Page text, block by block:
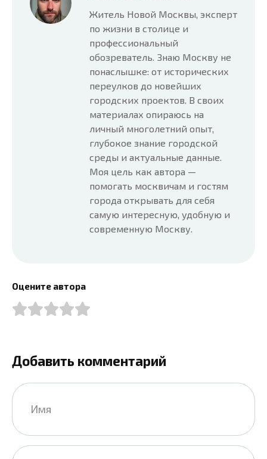
Житель Новой Москвы, эксперт
по жизни в столице и
профессиональный
обозреватель. Знаю Москву не
понаслышке: от исторических
переулков до новейших
городских проектов. В своих
материалах опираюсь на
личный многолетний опыт,
глубокое знание городской
среды и актуальные данные.
Моя цель как автора —
помогать москвичам и гостям
города открывать для себя
самую интересную, удобную и
современную Москву.
Оцените автора
Добавить комментарий
Имя
Email